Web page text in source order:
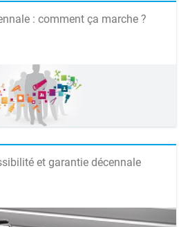
: comment ça marche ?
et garantie décennale